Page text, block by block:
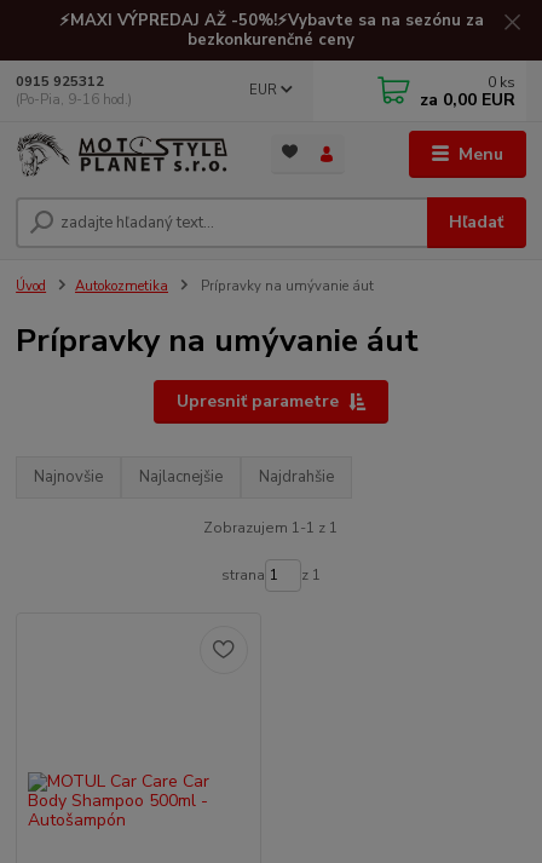
⚡MAXI VÝPREDAJ AŽ -50%!⚡Vybavte sa na sezónu za
bezkonkurenčné ceny
Menu
EUR
Hľadať
0915 925312
(Po-Pia, 9-16 hod.)
0 ks
za 0,00 EUR
Úvod Autokozmetika Prípravky na umývanie áut
Prípravky na umývanie áut
Upresniť parametre
Najnovšie Najlacnejšie Najdrahšie
Zobrazujem 1-1 z 1
strana z 1